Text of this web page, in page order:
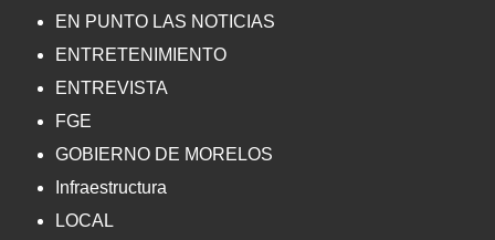
EN PUNTO LAS NOTICIAS
ENTRETENIMIENTO
ENTREVISTA
FGE
GOBIERNO DE MORELOS
Infraestructura
LOCAL